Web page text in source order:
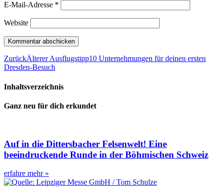
E-Mail-Adresse *
Website
ZurückÄlterer Ausflugstipp10 Unternehmungen für deinen ersten
Dresden-Besuch
Inhaltsverzeichnis
Ganz neu für dich erkundet
Auf in die Dittersbacher Felsenwelt! Eine
beeindruckende Runde in der Böhmischen Schweiz
erfahre mehr »